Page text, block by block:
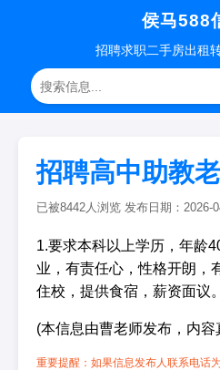
侯马588
招聘求职二手房出租
招聘高中助教
已被8442人浏览 发布日期：2026-
1.要求本科以上学历，年龄
业，有责任心，性格开朗，
住校，提供食宿，薪资面议。
(本信息由曹老师发布，内
重要提醒：如果信息发布人联系电话